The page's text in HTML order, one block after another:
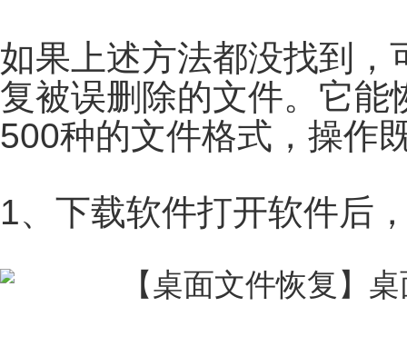
如果上述方法都没找到，
复被误删除的文件。它能
500种的文件格式，操作
1、下载软件打开软件后